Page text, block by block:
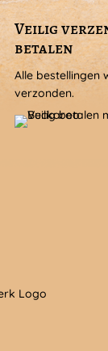
Veilig
betalen
Alle bestellingen
verzonden.